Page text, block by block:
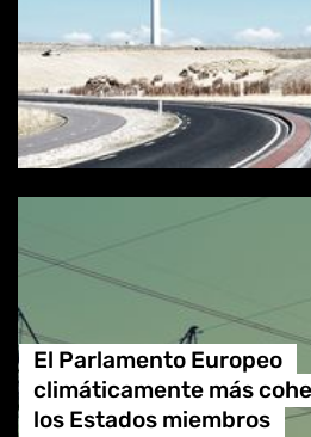
El Parlamento Europeo
climáticamente más
los Estados miembros